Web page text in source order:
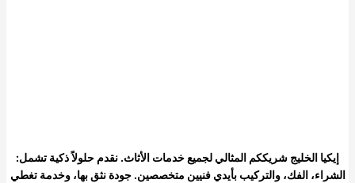
إيكيا الخليج شريككم المثالي لجميع خدمات الأثاث. نقدم حلولاً ذكية تشمل:
الشراء، الفك، والتركيب بأيدي فنيين متخصصين. جودة نثق بها، وخدمة تغطي